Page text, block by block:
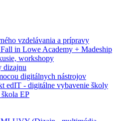
vzdelávania a prípravy
in Lowe Academy + Madeship
workshopy
dizajnu
digitálnych nástrojov
edIT - digitálne vybavenie školy
EP